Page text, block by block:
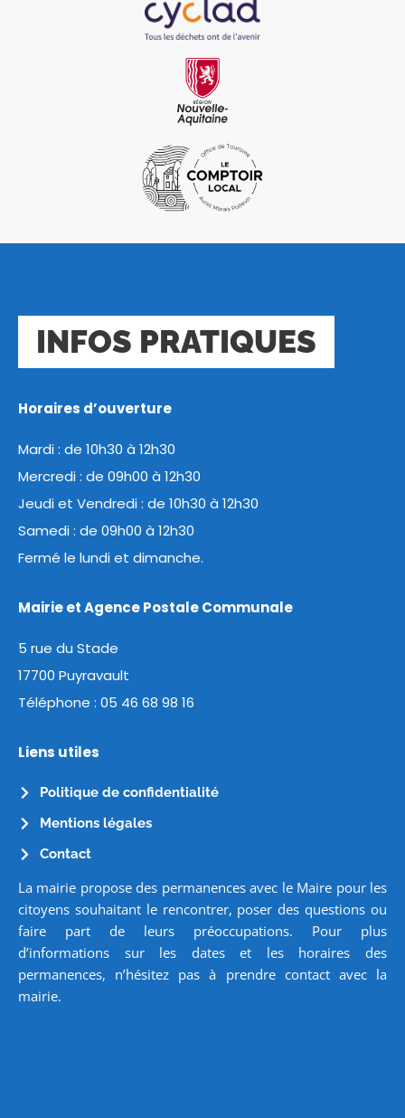
INFOS PRATIQUES
Horaires d’ouverture
Mardi : de 10h30 à 12h30
Mercredi : de 09h00 à 12h30
Jeudi et Vendredi : de 10h30 à 12h30
Samedi : de 09h00 à 12h30
Fermé le lundi et dimanche.
Mairie et Agence Postale Communale
5 rue du Stade
17700 Puyravault
Téléphone : 05 46 68 98 16
Liens utiles
Politique de confidentialité
Mentions légales
Contact
La mairie propose des permanences avec le Maire pour les
citoyens souhaitant le rencontrer, poser des questions ou
faire part de leurs préoccupations. Pour plus
d’informations sur les dates et les horaires des
permanences, n’hésitez pas à prendre contact avec la
mairie.